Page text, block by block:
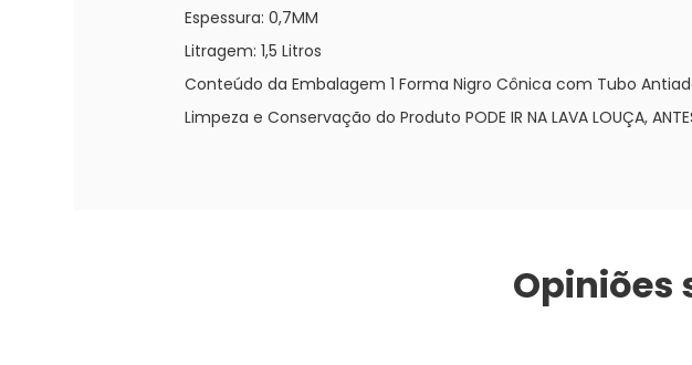
Espessura: 0,7MM
Litragem: 1,5 Litros
Conteúdo da Embalagem 1 Forma Nigro Cônica com Tubo
Limpeza e Conservação do Produto PODE IR NA LAVA LOUÇA,
Opiniões